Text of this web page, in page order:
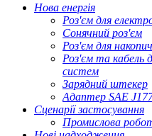
Нова енергія
Роз'єм для
Сонячний роз'єм
Роз'єм для
Роз'єм та кабель
систем
Зарядний штекер
Адаптер SAE
Сценарії застосування
Промислова